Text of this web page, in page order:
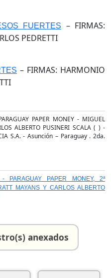
FUERTES
– FIRMAS:
PEDRETTI
– FIRMAS: HARMONIO
PAPER MONEY - MIGUEL
ALBERTO PUSINERI SCALA ( ) -
S.A. - Asunción – Paraguay . 2da.
PARAGUAY PAPER MONEY, 2ª
MAYANS Y CARLOS ALBERTO
anexados